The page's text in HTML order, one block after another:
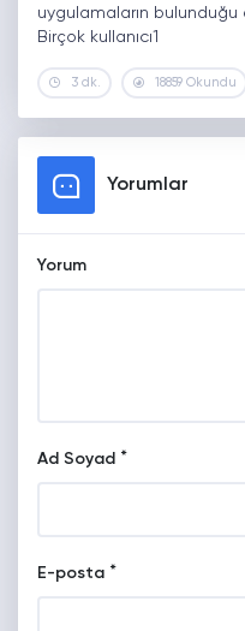
uygulamaların
Birçok kullanıcı1
3 dk. 18859 Okundu
Yorumlar
Yorum
Ad Soyad *
E-posta *